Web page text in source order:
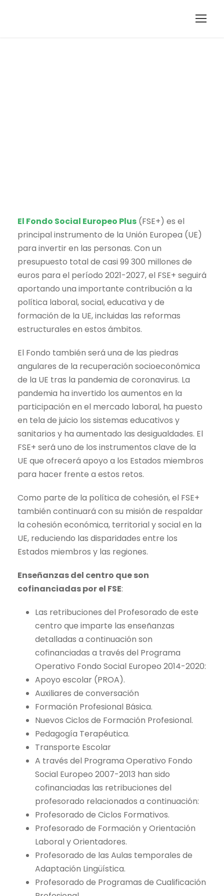
El Fondo Social Europeo Plus (FSE+) es el
principal instrumento de la Unión Europea (UE)
para invertir en las personas. Con un
presupuesto total de casi 99 300 millones de
euros para el período 2021-2027, el FSE+ seguirá
aportando una importante contribución a la
política laboral, social, educativa y de
formación de la UE, incluidas las reformas
estructurales en estos ámbitos.
El Fondo también será una de las piedras
angulares de la recuperación socioeconómica
de la UE tras la pandemia de coronavirus. La
pandemia ha invertido los aumentos en la
participación en el mercado laboral, ha puesto
en tela de juicio los sistemas educativos y
sanitarios y ha aumentado las desigualdades. El
FSE+ será uno de los instrumentos clave de la
UE que ofrecerá apoyo a los Estados miembros
para hacer frente a estos retos.
Como parte de la política de cohesión, el FSE+
también continuará con su misión de respaldar
la cohesión económica, territorial y social en la
UE, reduciendo las disparidades entre los
Estados miembros y las regiones.
Enseñanzas del centro que son
cofinanciadas por el FSE:
Las retribuciones del Profesorado de este
centro que imparte las enseñanzas
detalladas a continuación son
cofinanciadas a través del Programa
Operativo Fondo Social Europeo 2014-2020:
Apoyo escolar (PROA).
Auxiliares de conversación
Formación Profesional Básica.
Nuevos Ciclos de Formación Profesional.
Pedagogía Terapéutica.
Transporte Escolar
A través del Programa Operativo Fondo
Social Europeo 2007-2013 han sido
cofinanciadas las retribuciones del
profesorado relacionados a continuación:
Profesorado de Ciclos Formativos.
Profesorado de Formación y Orientación
Laboral y Orientadores.
Profesorado de las Aulas temporales de
Adaptación Lingüística.
Profesorado de Programas de Cualificación